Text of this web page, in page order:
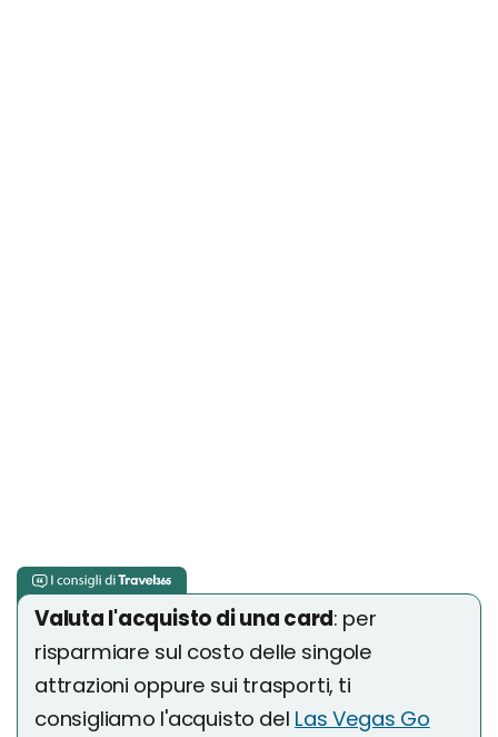
Valuta l'acquisto di una card: per
risparmiare sul costo delle singole
attrazioni oppure sui trasporti, ti
consigliamo l'acquisto del Las Vegas Go